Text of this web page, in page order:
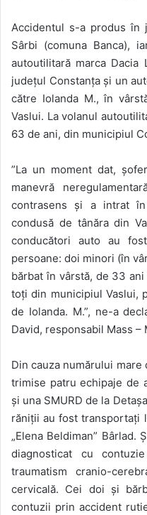
Accidentul s-a produs în
Sârbi (comuna Banca),
autoutilitară marca Dacia
județul Constanța și un
către Iolanda M., în
Vaslui. La volanul
63 de ani, din municipiul
”La un moment dat,
manevră
contrasens și a intrat
condusă de tânăra din
conducători auto au
persoane: doi minori (în
bărbat în vârstă, de 33
toți din municipiul Vaslui,
de Iolanda. M.”, ne-a
David, responsabil Mass –
Din cauza numărului
trimise patru echipaje de
și una SMURD de la
răniții au fost transportați
„Elena Beldiman”
diagnosticat cu
traumatism cranio-
cervicală. Cei doi și
contuzii prin accident